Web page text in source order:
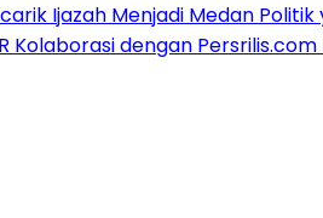
Ijazah Menjadi Medan
Kolaborasi dengan